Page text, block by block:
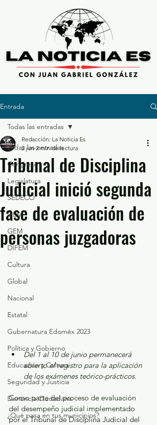
Entrada
Todas las entradas
Congreso
Legislatura
SEDECO
GEM
GEM
DIFEM
Cultura
Global
Nacional
Estatal
Gubernatura Edoméx 2023
Política y Gobierno
Educación y Cultura
Seguridad y Justicia
Denuncia Ciudadana
¿Qué pasa en tus municipios?
Todas las entradas
Tribunal de Disciplina
Judicial inició segunda
fase de evaluación de
personas juzgadoras
Redacción: La Noticia Es
2 jun 2 min de lectura
Del 1 al 10 de junio permanecerá
abierto el registro para la aplicación
de los exámenes teórico-prácticos.
Como parte del proceso de evaluación
del desempeño judicial implementado
por el Tribunal de Disciplina Judicial del